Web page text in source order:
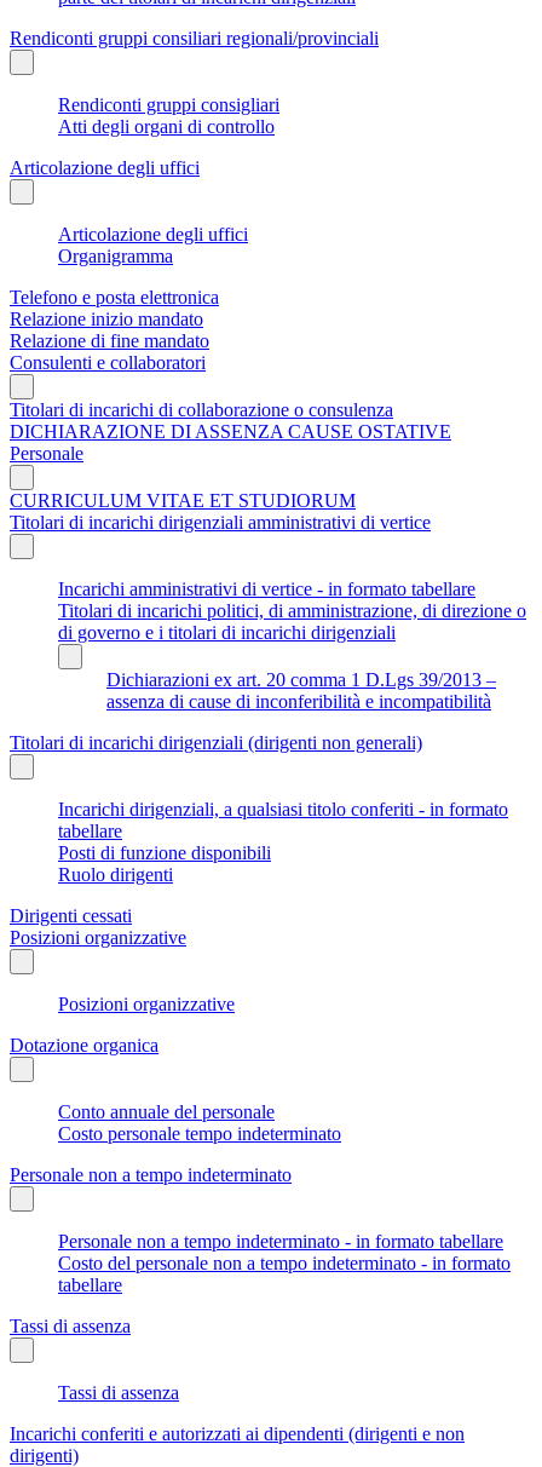
Rendiconti gruppi consiliari regionali/provinciali
Rendiconti gruppi consigliari
Atti degli organi di controllo
Articolazione degli uffici
Articolazione degli uffici
Organigramma
Telefono e posta elettronica
Relazione inizio mandato
Relazione di fine mandato
Consulenti e collaboratori
Titolari di incarichi di collaborazione o consulenza
DICHIARAZIONE DI ASSENZA CAUSE OSTATIVE
Personale
CURRICULUM VITAE ET STUDIORUM
Titolari di incarichi dirigenziali amministrativi di vertice
Incarichi amministrativi di vertice - in formato tabellare
Titolari di incarichi politici, di amministrazione, di direzione o
di governo e i titolari di incarichi dirigenziali
Dichiarazioni ex art. 20 comma 1 D.Lgs 39/2013 –
assenza di cause di inconferibilità e incompatibilità
Titolari di incarichi dirigenziali (dirigenti non generali)
Incarichi dirigenziali, a qualsiasi titolo conferiti - in formato
tabellare
Posti di funzione disponibili
Ruolo dirigenti
Dirigenti cessati
Posizioni organizzative
Posizioni organizzative
Dotazione organica
Conto annuale del personale
Costo personale tempo indeterminato
Personale non a tempo indeterminato
Personale non a tempo indeterminato - in formato tabellare
Costo del personale non a tempo indeterminato - in formato
tabellare
Tassi di assenza
Tassi di assenza
Incarichi conferiti e autorizzati ai dipendenti (dirigenti e non
dirigenti)